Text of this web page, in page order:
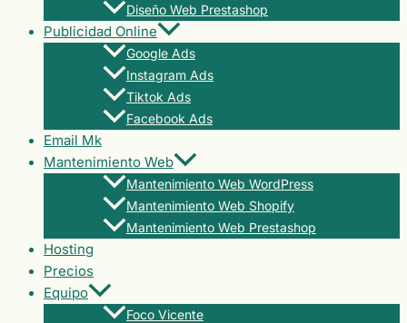
Diseño Web Prestashop
Publicidad Online
Google Ads
Instagram Ads
Tiktok Ads
Facebook Ads
Email Mk
Mantenimiento Web
Mantenimiento Web WordPress
Mantenimiento Web Shopify
Mantenimiento Web Prestashop
Hosting
Precios
Equipo
Foco Vicente